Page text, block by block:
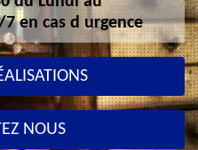
en cas d urgence
NOUS